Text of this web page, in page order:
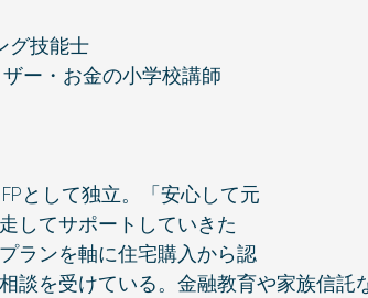
グ技能士
ー・お金の小学校講師
として独立。「安心して元
してサポートしていきた
ランを軸に住宅購入から認
談を受けている。金融教育や家族信託